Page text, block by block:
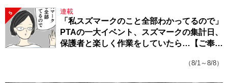
5 連載
「私スズマークのこと全部わかってるので」
PTAの一大イベント、スズマークの集計日、
保護者と楽しく作業をしていたら…【ご奉仕
（8/1～8/8）